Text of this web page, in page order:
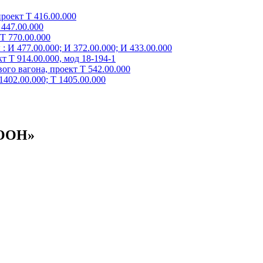
Т 416.00.000
770.00.000
И 477.00.000; И 372.00.000; И 433.00.000
Т 914.00.000, мод 18-194-1
вагона, проект Т 542.00.000
Т 1405.00.000